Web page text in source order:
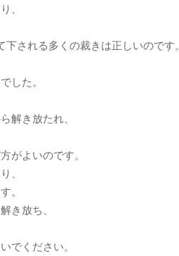
、
される多くの裁きは正しいのです。
した。
解き放たれ、
がよいのです。
、
。
き放ち、
でください。